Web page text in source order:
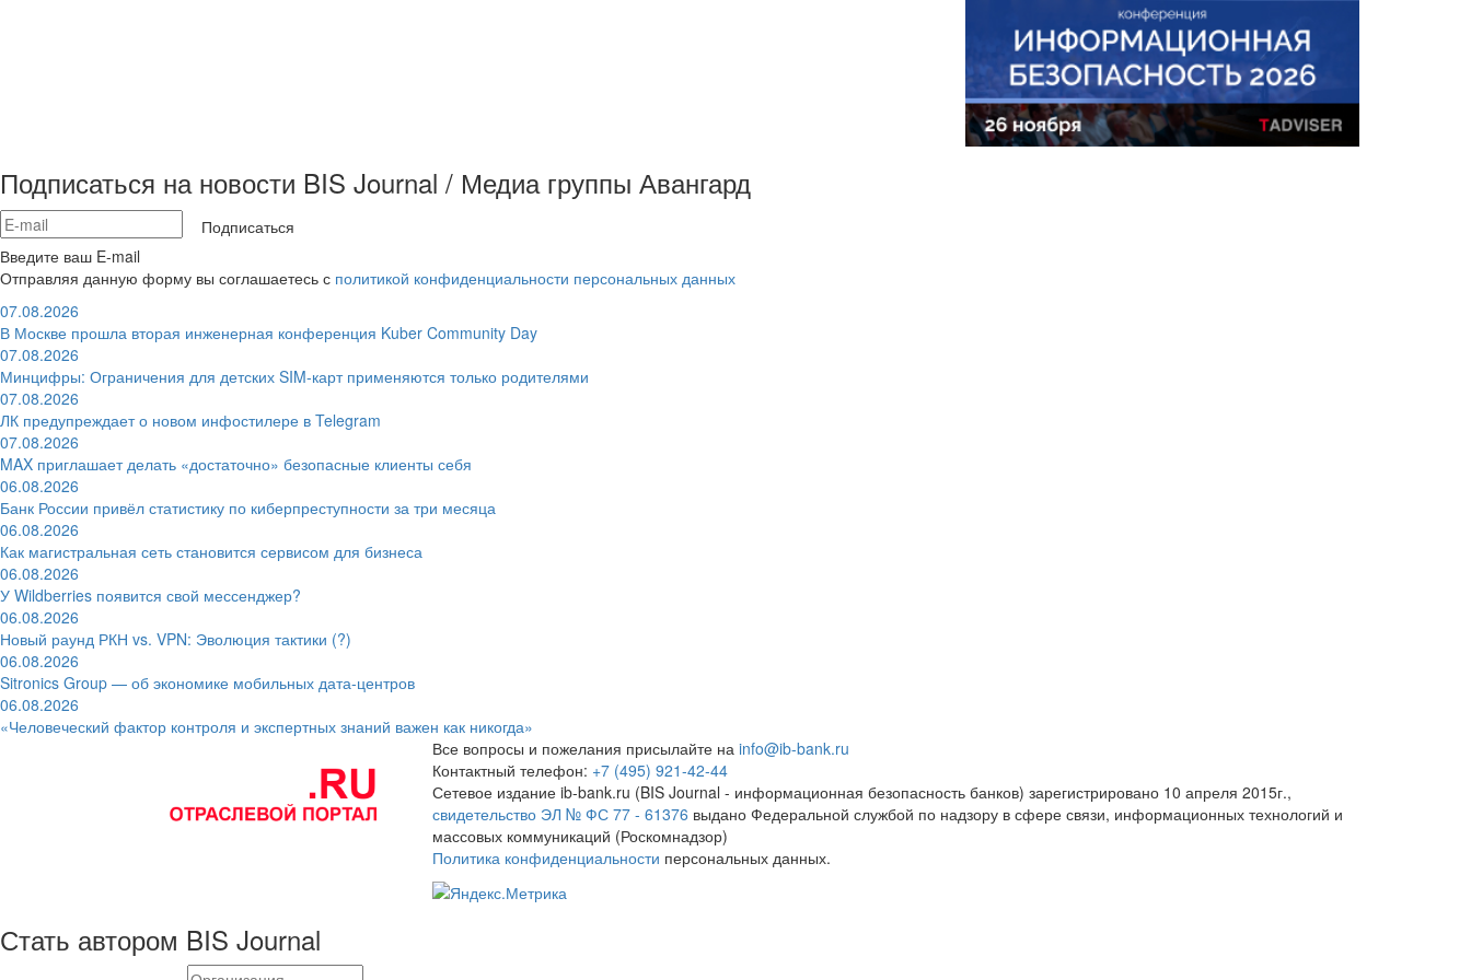
Подписаться на новости BIS Journal / Медиа группы Авангард
Подписаться
Введите ваш E-mail
Отправляя данную форму вы соглашаетесь с политикой конфиденциальности персональных данных
07.08.2026
В Москве прошла вторая инженерная конференция Kuber Community Day
07.08.2026
Минцифры: Ограничения для детских SIM-карт применяются только родителями
07.08.2026
ЛК предупреждает о новом инфостилере в Telegram
07.08.2026
MAX приглашает делать «достаточно» безопасные клиенты себя
06.08.2026
Банк России привёл статистику по киберпреступности за три месяца
06.08.2026
Как магистральная сеть становится сервисом для бизнеса
06.08.2026
У Wildberries появится свой мессенджер?
06.08.2026
Новый раунд РКН vs. VPN: Эволюция тактики (?)
06.08.2026
Sitronics Group — об экономике мобильных дата-центров
06.08.2026
«Человеческий фактор контроля и экспертных знаний важен как никогда»
Все вопросы и пожелания присылайте на info@ib-bank.ru
Контактный телефон: +7 (495) 921-42-44
Сетевое издание ib-bank.ru (BIS Journal - информационная безопасность банков) зарегистрировано 10 апреля 2015г.,
свидетельство ЭЛ № ФС 77 - 61376 выдано Федеральной службой по надзору в сфере связи, информационных технологий и
массовых коммуникаций (Роскомнадзор)
Политика конфиденциальности персональных данных.
Стать автором BIS Journal